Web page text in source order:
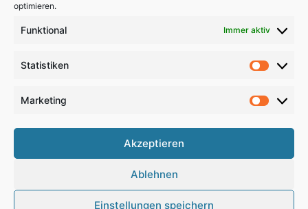
optimieren.
Funktional Immer aktiv
Statistiken
Marketing
Akzeptieren
Ablehnen
Einstellungen speichern
Copyright 2026, All Rights Reserved
Haftungsausschluss